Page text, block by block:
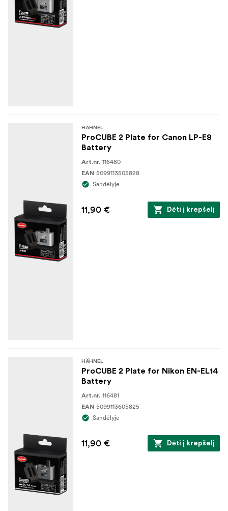
HÄHNEL
ProCUBE 2 Plate for Canon LP-E8
Battery
Art.nr. 116480
EAN 5099113505828
Sandėlyje
11,90 € Dėti į krepšelį
HÄHNEL
ProCUBE 2 Plate for Nikon EN-EL14
Battery
Art.nr. 116481
EAN 5099113605825
Sandėlyje
11,90 € Dėti į krepšelį